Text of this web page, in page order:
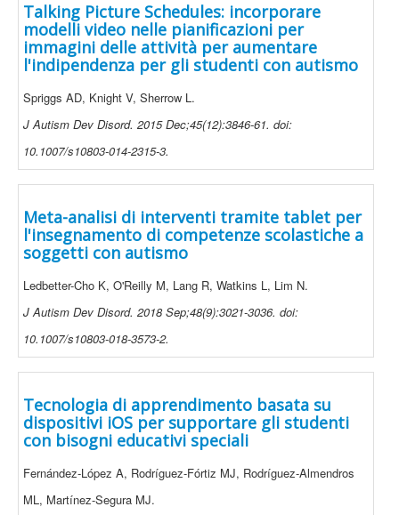
Talking Picture Schedules: incorporare
modelli video nelle pianificazioni per
immagini delle attività per aumentare
l'indipendenza per gli studenti con autismo
Spriggs AD, Knight V, Sherrow L.
J Autism Dev Disord. 2015 Dec;45(12):3846-61. doi:
10.1007/s10803-014-2315-3.
Meta-analisi di interventi tramite tablet per
l'insegnamento di competenze scolastiche a
soggetti con autismo
Ledbetter-Cho K, O'Reilly M, Lang R, Watkins L, Lim N.
J Autism Dev Disord. 2018 Sep;48(9):3021-3036. doi:
10.1007/s10803-018-3573-2.
Tecnologia di apprendimento basata su
dispositivi iOS per supportare gli studenti
con bisogni educativi speciali
Fernández-López A, Rodríguez-Fórtiz MJ, Rodríguez-Almendros
ML, Martínez-Segura MJ.